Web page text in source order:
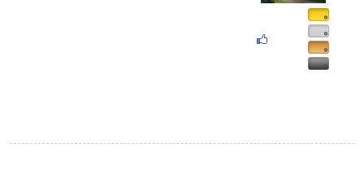
۰
۰
۰
۰